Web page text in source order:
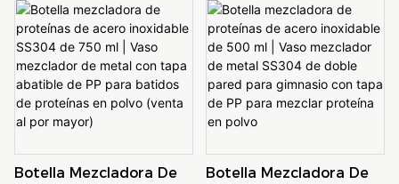
Uso Diario Y Al Aire Libre
café dondequiera que estés.
Fabricada con acero
inoxidable 304 de alta
calidad apto para uso
alimentario y con un diseño
de doble pared aislante, esta
taza de viaje de 380 ml
mantiene tus bebidas a la
compañero ideal para el
gimnasio, diseñada para
ofrecer durabilidad,
funcionalidad y
personalización de marca.
Fabricada con acero
inoxidable SS304 de alta
calidad apto para uso
Botella Mezcladora De
Botella Mezcladora De